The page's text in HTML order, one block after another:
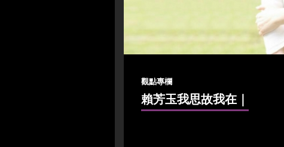
觀點專欄
賴芳玉我思故我在 ｜